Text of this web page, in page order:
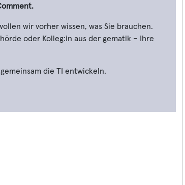
wir vorher wissen, was Sie brauchen.
oder Kolleg:in aus der gematik – Ihre
die TI entwickeln.